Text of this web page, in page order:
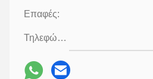
Επαφές:
Τηλεφώνημα: